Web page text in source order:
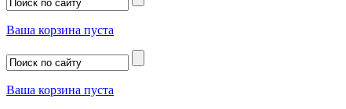
Ваша корзина пуста
Ваша корзина пуста